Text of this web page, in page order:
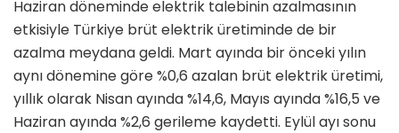
Haziran döneminde elektrik talebinin azalmasının
etkisiyle Türkiye brüt elektrik üretiminde de bir
azalma meydana geldi. Mart ayında bir önceki yılın
aynı dönemine göre %0,6 azalan brüt elektrik üretimi,
yıllık olarak Nisan ayında %14,6, Mayıs ayında %16,5 ve
Haziran ayında %2,6 gerileme kaydetti. Eylül ayı sonu